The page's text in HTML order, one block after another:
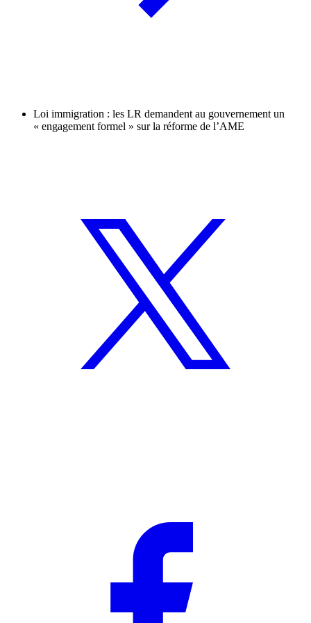
Loi immigration : les LR demandent au gouvernement un
« engagement formel » sur la réforme de l’AME